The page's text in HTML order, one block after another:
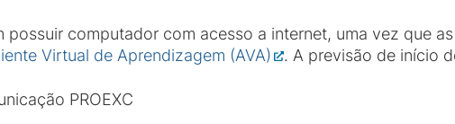
possuir computador com acesso a internet, uma vez que
Virtual de Aprendizagem (AVA) . A previsão de início
PROEXC